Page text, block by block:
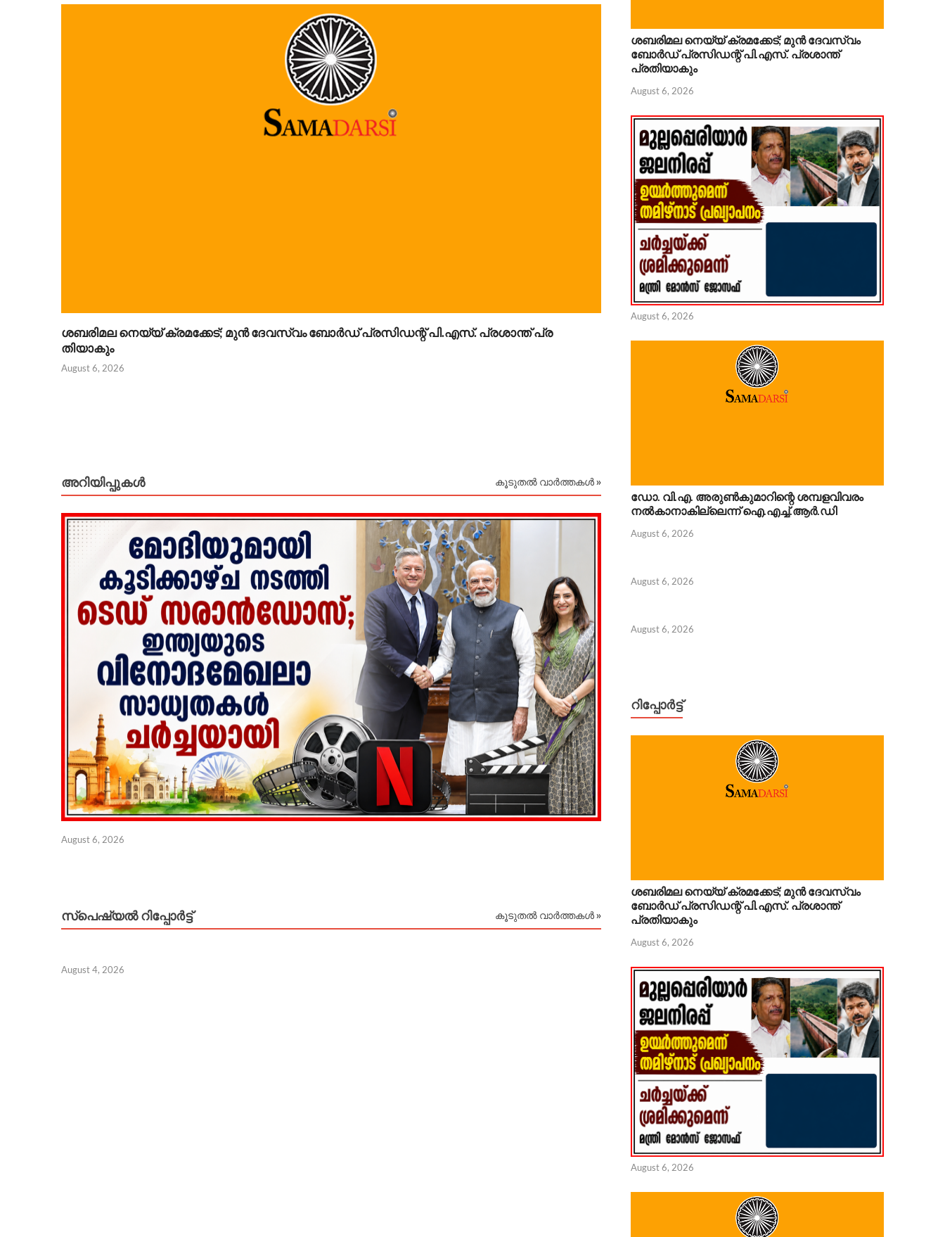
ശബരിമല നെയ്യ് ക്രമക്കേട്; മുൻ ദേവസ്വം ബോർഡ് പ്രസിഡന്റ് പി.എസ്. പ്രശാന്ത് പ്ര
തിയാകും
August 6, 2026
അറിയിപ്പുകള്‍ കൂടുതൽ വാർത്തകൾ »
August 6, 2026
സ്പെഷ്യൽ റിപ്പോര്‍ട്ട് കൂടുതൽ വാർത്തകൾ »
August 4, 2026 August 4, 2026
ശബരിമല നെയ്യ് ക്രമക്കേട്; മുൻ ദേവസ്വം
ബോർഡ് പ്രസിഡന്റ് പി.എസ്. പ്രശാന്ത്
പ്രതിയാകും
August 6, 2026
August 6, 2026
ഡോ. വി.എ. അരുണ്‍കുമാറിന്റെ ശമ്പളവിവരം
നൽകാനാകില്ലെന്ന് ഐ.എച്ച്.ആർ.ഡി
August 6, 2026
August 6, 2026
August 6, 2026
റിപ്പോര്‍ട്ട്
ശബരിമല നെയ്യ് ക്രമക്കേട്; മുൻ ദേവസ്വം
ബോർഡ് പ്രസിഡന്റ് പി.എസ്. പ്രശാന്ത്
പ്രതിയാകും
August 6, 2026
August 6, 2026